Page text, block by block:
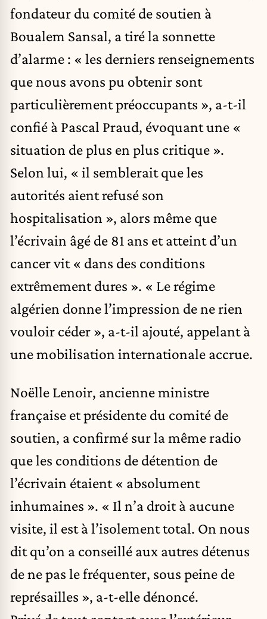
fondateur du comité de soutien à
Boualem Sansal, a tiré la sonnette
d’alarme : « les derniers renseignements
que nous avons pu obtenir sont
particulièrement préoccupants », a-t-il
confié à Pascal Praud, évoquant une «
situation de plus en plus critique ».
Selon lui, « il semblerait que les
autorités aient refusé son
hospitalisation », alors même que
l’écrivain âgé de 81 ans et atteint d’un
cancer vit « dans des conditions
extrêmement dures ». « Le régime
algérien donne l’impression de ne rien
vouloir céder », a-t-il ajouté, appelant à
une mobilisation internationale accrue.
Noëlle Lenoir, ancienne ministre
française et présidente du comité de
soutien, a confirmé sur la même radio
que les conditions de détention de
l’écrivain étaient « absolument
inhumaines ». « Il n’a droit à aucune
visite, il est à l’isolement total. On nous
dit qu’on a conseillé aux autres détenus
de ne pas le fréquenter, sous peine de
représailles », a-t-elle dénoncé.